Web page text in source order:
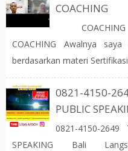
COACHING
COACHING
COACHING Awalnya
berdasarkan materi
0821-4150-
PUBLIC
0821-4150-2649
SPEAKING Bali